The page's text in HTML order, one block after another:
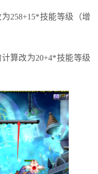
258+15*技能等级（增
算改为20+4*技能等级